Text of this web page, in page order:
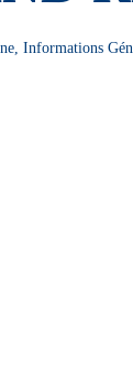
, Informations